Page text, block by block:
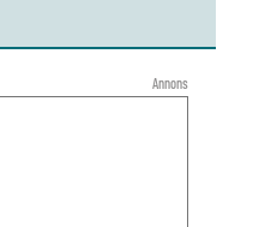
Annons